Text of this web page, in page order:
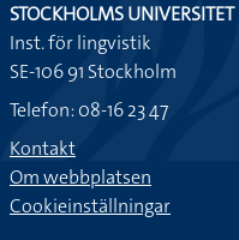
STOCKHOLMS UNIVERSITET
Inst. för lingvistik
SE-106 91 Stockholm
Telefon: 08-16 23 47
Kontakt
Om webbplatsen
Cookieinställningar